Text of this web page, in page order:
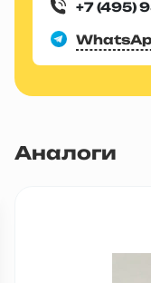
+7 (495)
Аналоги